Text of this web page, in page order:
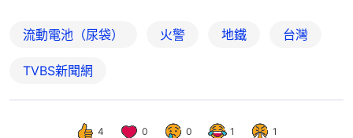
流動電池（尿袋） 火警 地鐵 台灣
TVBS新聞網
4 0 0 1 1